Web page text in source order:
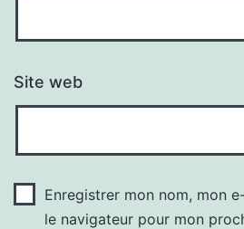
Site web
Enregistrer mon nom, mon
le navigateur pour mon